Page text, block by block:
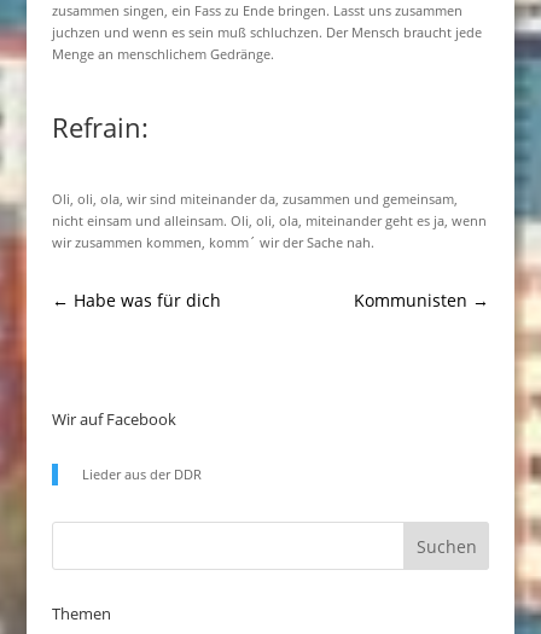
zusammen singen, ein Fass zu Ende bringen. Lasst uns zusammen
juchzen und wenn es sein muß schluchzen. Der Mensch braucht jede
Menge an menschlichem Gedränge.
Refrain:
Oli, oli, ola, wir sind miteinander da, zusammen und gemeinsam,
nicht einsam und alleinsam. Oli, oli, ola, miteinander geht es ja, wenn
wir zusammen kommen, komm´ wir der Sache nah.
← Habe was für dich Kommunisten →
Wir auf Facebook
Lieder aus der DDR
Themen